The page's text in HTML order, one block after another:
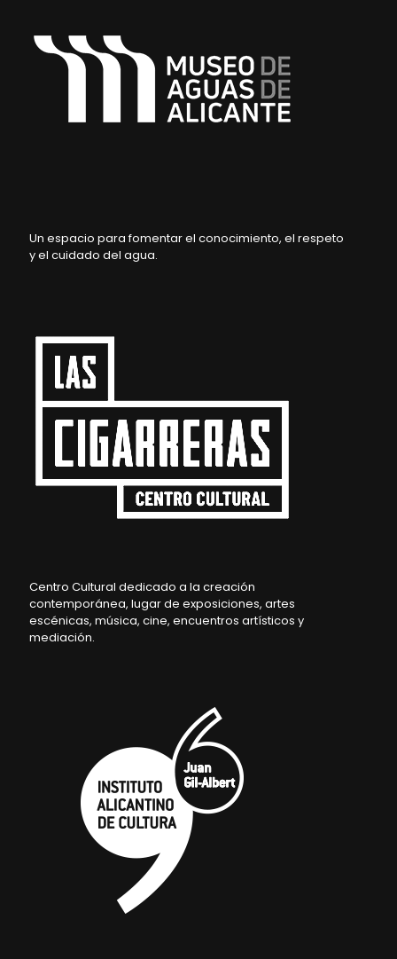
Un espacio para fomentar el conocimiento, el respeto
y el cuidado del agua.
Centro Cultural dedicado a la creación
contemporánea, lugar de exposiciones, artes
escénicas, música, cine, encuentros artísticos y
mediación.